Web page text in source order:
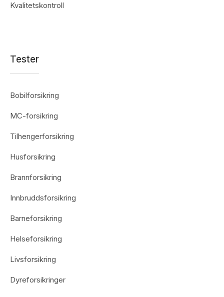
Kvalitetskontroll
Tester
Bobilforsikring
MC-forsikring
Tilhengerforsikring
Husforsikring
Brannforsikring
Innbruddsforsikring
Barneforsikring
Helseforsikring
Livsforsikring
Dyreforsikringer